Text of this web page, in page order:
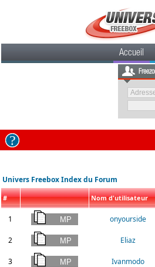
Accueil
Univers Freebox Index du Forum
# Nom d'utilisateur
1 onyourside
2 Eliaz
3 Ivanmodo